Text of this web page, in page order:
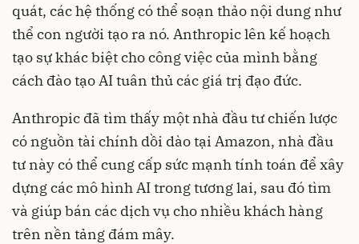
quát, các hệ thống có thể soạn thảo nội dung như
thể con người tạo ra nó. Anthropic lên kế hoạch
tạo sự khác biệt cho công việc của mình bằng
cách đào tạo AI tuân thủ các giá trị đạo đức.
Anthropic đã tìm thấy một nhà đầu tư chiến lược
có nguồn tài chính dồi dào tại Amazon, nhà đầu
tư này có thể cung cấp sức mạnh tính toán để xây
dựng các mô hình AI trong tương lai, sau đó tìm
và giúp bán các dịch vụ cho nhiều khách hàng
trên nền tảng đám mây.